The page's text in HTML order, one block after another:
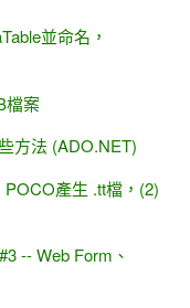
並命名，
檔案
方法 (ADO.NET)
產生 .tt檔，(2)
-- Web Form、